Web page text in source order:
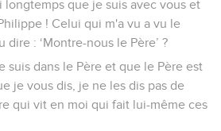
longtemps que je suis avec vous et
! Celui qui m'a vu a vu le
: ‘Montre-nous le Père’ ?
suis dans le Père et que le Père est
je vous dis, je ne les dis pas de
qui vit en moi qui fait lui-même ces